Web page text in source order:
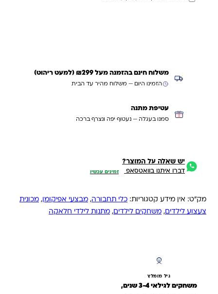
משלוח חינם בהזמנה מעל ₪299 (למעט ריהוט)
הזמינו היום — משלוח מהיר עד הבית
עטיפת מתנה
סמנו בעגלה — נעטוף יפה ונצרף ברכה
יש שאלה על המוצר?
דברו איתנו בוואטסאפ זמינים עכשיו
מק"ט:אין מידע קטגוריות:כלי תחבורה,מבצעי אפיקומן ,מכונית
צעצוע לילדים,משחקים לילדים,מתנות לילדי חלאקה
גיל מומלץ
משחקים לגילאי 3-4 שנים,